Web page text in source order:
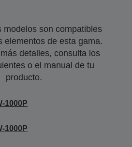
modelos son compatibles
elementos de esta gama.
detalles, consulta los
o el manual de tu
producto.
1000P
1000P